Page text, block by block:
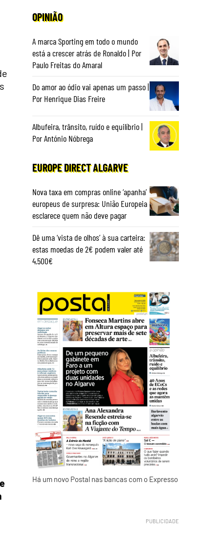
OPINIÃO
A marca Sporting em todo o mundo
está a crescer atrás de Ronaldo | Por
Paulo Freitas do Amaral
Do amor ao ódio vai apenas um passo |
Por Henrique Dias Freire
Albufeira, trânsito, ruído e equilíbrio |
Por António Nóbrega
EUROPE DIRECT ALGARVE
Nova taxa em compras online ‘apanha’
europeus de surpresa: União Europeia
esclarece quem não deve pagar
Dê uma ‘vista de olhos’ à sua carteira:
estas moedas de 2€ podem valer até
4.500€
Há um novo Postal nas bancas com o Expresso